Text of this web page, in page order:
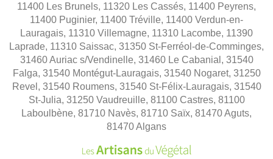
11400 Les Brunels, 11320 Les Cassés, 11400 Peyrens,
11400 Puginier, 11400 Tréville, 11400 Verdun-en-
Lauragais, 11310 Villemagne, 11310 Lacombe, 11390
Laprade, 11310 Saissac, 31350 St-Ferréol-de-Comminges,
31460 Auriac s/Vendinelle, 31460 Le Cabanial, 31540
Falga, 31540 Montégut-Lauragais, 31540 Nogaret, 31250
Revel, 31540 Roumens, 31540 St-Félix-Lauragais, 31540
St-Julia, 31250 Vaudreuille, 81100 Castres, 81100
Laboulbène, 81710 Navès, 81710 Saïx, 81470 Aguts,
81470 Algans